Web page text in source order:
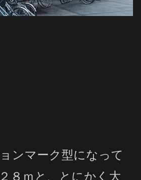
ンマーク型になって
８ｍと、とにかく大